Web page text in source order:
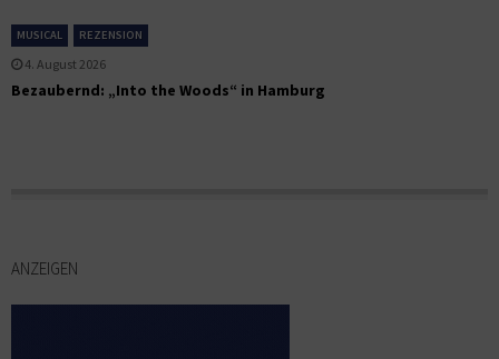
MUSICAL REZENSION
4. August 2026
Bezaubernd: „Into the Woods“ in Hamburg
ANZEIGEN